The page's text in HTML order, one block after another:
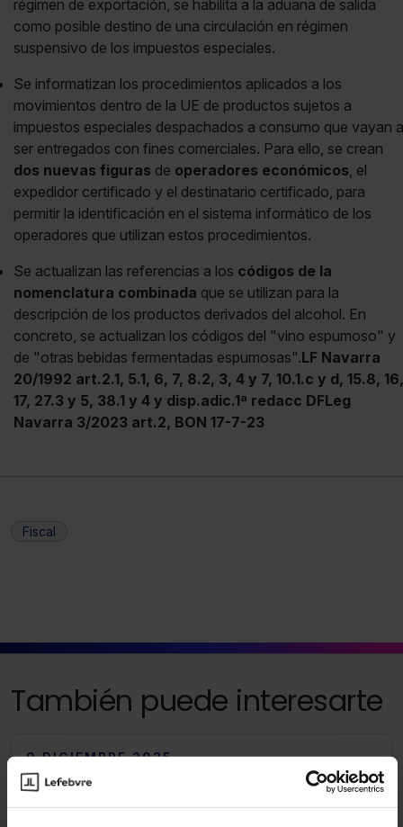
régimen de exportación, se habilita a la aduana de salida
como posible destino de una circulación en régimen
suspensivo de los impuestos especiales.
Se informatizan los procedimientos aplicados a los
movimientos dentro de la UE de productos sujetos a
impuestos especiales despachados a consumo que vayan a
ser entregados con fines comerciales. Para ello, se crean
dos nuevas figuras de operadores económicos, el
expedidor certificado y el destinatario certificado, para
permitir la identificación en el sistema informático de los
operadores que utilizan estos procedimientos.
Se actualizan las referencias a los códigos de la
nomenclatura combinada que se utilizan para la
descripción de los productos derivados del alcohol. En
concreto, se actualizan los códigos del "vino espumoso" y
de "otras bebidas fermentadas espumosas".LF Navarra
20/1992 art.2.1, 5.1, 6, 7, 8.2, 3, 4 y 7, 10.1.c y d, 15.8, 16,
17, 27.3 y 5, 38.1 y 4 y disp.adic.1ª redacc DFLeg
Navarra 3/2023 art.2, BON 17-7-23
Fiscal
También puede interesarte
9 DICIEMBRE 2025
Deducción por inversiones y gastos
vinculados a proyectos que procuren el